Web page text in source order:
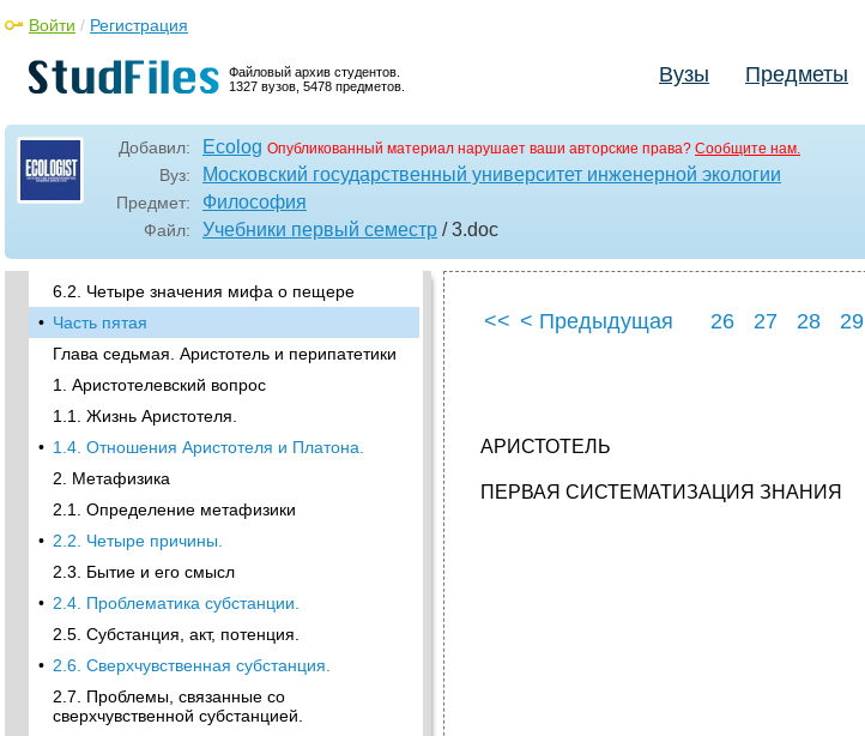
Файловый архив студентов.
1327 вузов, 5478 предметов.
Войти / Регистрация
Вузы Предметы
Добавил: Ecolog Опубликованный материал нарушает ваши авторские права? Сообщите нам.
Вуз: Московский государственный университет инженерной экологии
Предмет: Философия
Файл: Учебники первый семестр / 3.doc
4.4. Бессмертие души
• 4.5. Метемпсихоз и судьба души после
смерти.
5. Идеальное государство и его
исторические формы
5.1, Структура платоновского "Государства"
6. Некоторые заключения о платоне
6.1. Миф о пещере
6.2. Четыре значения мифа о пещере
• Часть пятая
Глава седьмая. Аристотель и перипатетики
1. Аристотелевский вопрос
1.1. Жизнь Аристотеля.
• 1.4. Отношения Аристотеля и Платона.
2. Метафизика
2.1. Определение метафизики
• 2.2. Четыре причины.
2.3. Бытие и его смысл
• 2.4. Проблематика субстанции.
2.5. Субстанция, акт, потенция.
• 2.6. Сверхчувственная субстанция.
2.7. Проблемы, связанные со
сверхчувственной субстанцией.
<< < Предыдущая 26 27 28 29
АРИСТОТЕЛЬ
ПЕРВАЯ СИСТЕМАТИЗАЦИЯ ЗНАНИЯ